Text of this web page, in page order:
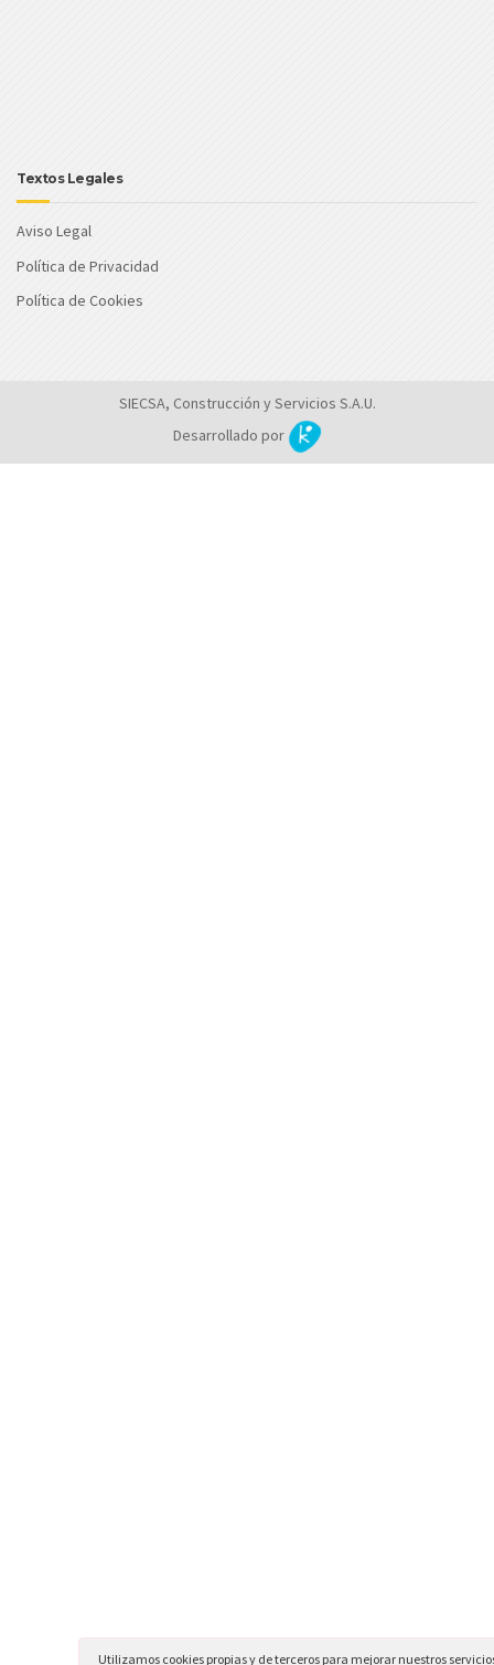
Textos Legales
Aviso Legal
Política de Privacidad
Política de Cookies
SIECSA, Construcción y Servicios S.A.U.
Desarrollado por
Utilizamos cookies propias y de terceros para mejorar nuestros